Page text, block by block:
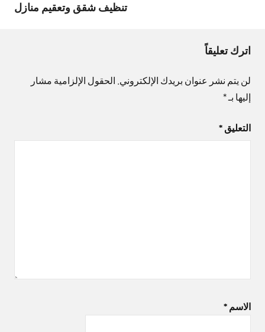
تنظيف شقق وتعقيم منازل
اترك تعليقاً
لن يتم نشر عنوان بريدك الإلكتروني. الحقول الإلزامية مشار
إليها بـ*
التعليق *
الاسم *